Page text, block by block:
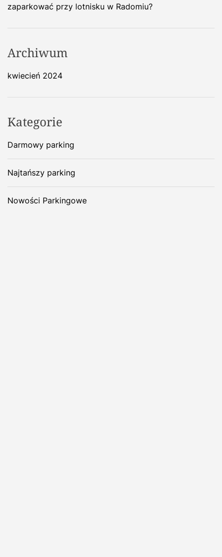
zaparkować przy lotnisku w Radomiu?
Archiwum
kwiecień 2024
Kategorie
Darmowy parking
Najtańszy parking
Nowości Parkingowe